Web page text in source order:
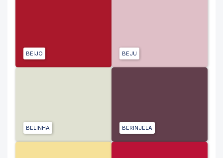
BEIJO BEJU
BELINHA BERINJELA